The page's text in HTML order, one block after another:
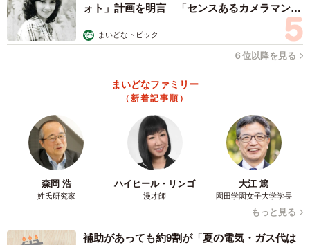
ォト」計画を明言 「センスあるカメラマン求
まいどなトピック
６位以降を見る
まいどなファミリー
（新着記事順）
森岡 浩
姓氏研究家
ハイヒール・リンゴ
漫才師
大江 篤
園田学園女子大学学長
もっと見る
補助があっても約9割が「夏の電気・ガス代は